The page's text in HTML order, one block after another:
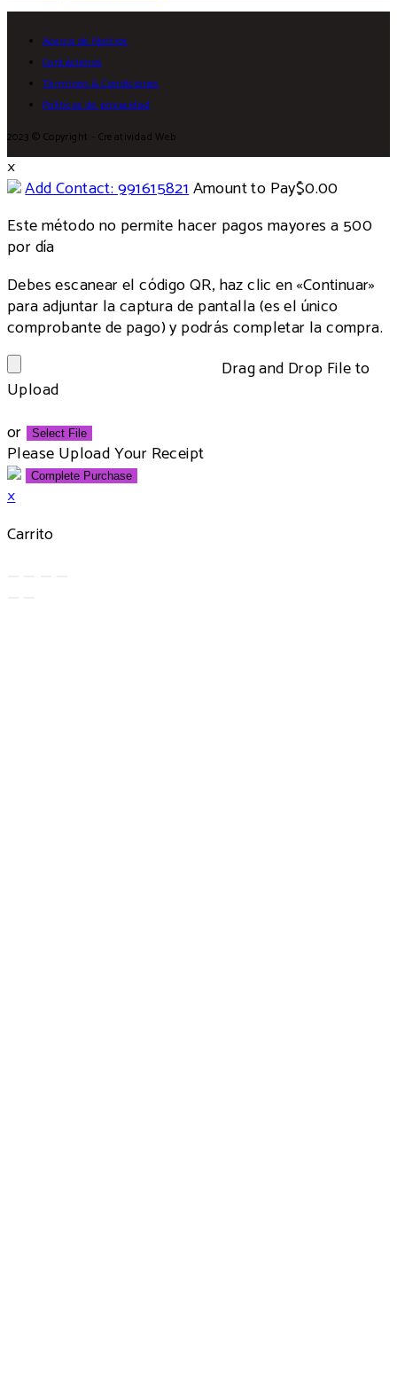
Acerca de Nostros
Contáctenos
Términos & Condiciones
Políticas de privacidad
2023 © Copyright - Creatividad Web
×
Add Contact: 991615821Amount to Pay$0.00
Este método no permite hacer pagos mayores a 500
por día
Debes escanear el código QR, haz clic en «Continuar»
para adjuntar la captura de pantalla (es el único
comprobante de pago) y podrás completar la compra.
Drag and Drop File to
Upload
or
Select File
Please Upload Your Receipt
×
Carrito